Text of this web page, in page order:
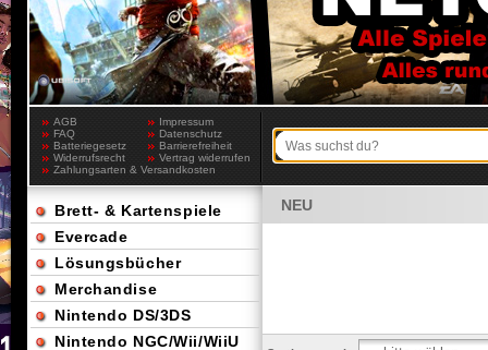
AGB
Impressum
FAQ
Datenschutz
Batteriegesetz
Barrierefreiheit
Widerrufsrecht
Vertrag widerrufen
Zahlungsarten & Versandkosten
NEU
Brett- & Kartenspiele
Evercade
Lösungsbücher
Merchandise
Nintendo DS/3DS
Nintendo NGC/Wii/WiiU